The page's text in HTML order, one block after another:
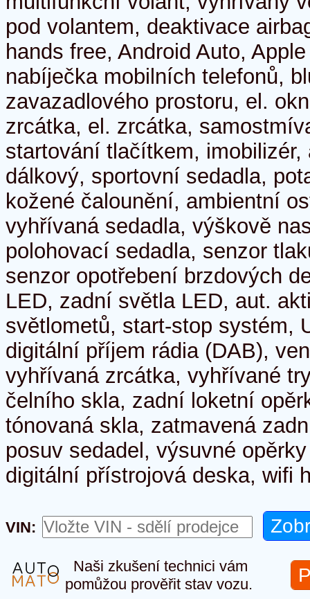
pod volantem, deaktivace
hands free, Android Auto,
nabíječka mobilních telefonů,
zavazadlového prostoru, el.
zrcátka, el. zrcátka,
startování tlačítkem, imobilizér,
dálkový, sportovní sedadla,
kožené čalounění, ambientní
vyhřívaná sedadla, výškově
polohovací sedadla, senzor
senzor opotřebení brzdových
LED, zadní světla LED, aut.
světlometů, start-stop systém,
digitální příjem rádia (DAB),
vyhřívaná zrcátka, vyhřívané
čelního skla, zadní loketní
tónovaná skla, zatmavená
posuv sedadel, výsuvné
digitální přístrojová deska, wifi
VIN:
Naši zkušení technici vám
pomůžou prověřit stav vozu.